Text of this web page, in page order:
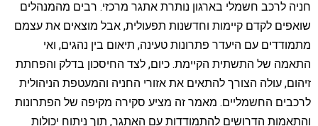
חניה לרכב חשמלי בארגון נותרת אתגר מרכזי. רבים מהמנהלים
שואפים לקדם קיימות וחדשנות תפעולית, אבל מוצאים את עצמם
מתמודדים עם היעדר פתרונות טעינה, תיאום בין נהגים, ואי
התאמה של התשתית הקיימת. כיום, לצד החיסכון בדלק והפחתת
זיהום, עולה הצורך להתאים את אזורי החניה והמעטפת הניהולית
לרכבים החשמליים. מאמר זה מציע סקירה מקיפה של הפתרונות
והתאמות הדרושים להתמודדות עם האתגר, תוך ניתוח יכולות